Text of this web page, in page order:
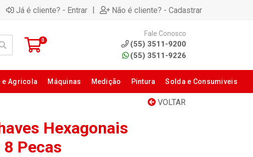
Já é cliente? - Entrar | Não é cliente? - Cadastrar
0
Fale Conosco
(55) 3511-9200
(55) 3511-9226
e Agricola Máquinas Medição Pintura Solda e Consumiveis
VOLTAR
Hexagonais
Pecas